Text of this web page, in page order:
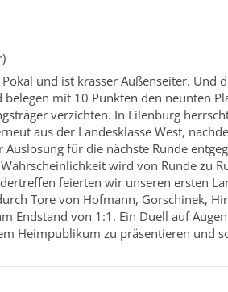
und ist krasser Außenseiter. Und
mit 10 Punkten den neunten
verzichten. In Eilenburg
aus der Landesklasse West,
für die nächste Runde
wird von Runde zu
feierten wir unseren ersten
Tore von Hofmann, Gorschinek,
Endstand von 1:1. Ein Duell auf
Heimpublikum zu präsentieren und